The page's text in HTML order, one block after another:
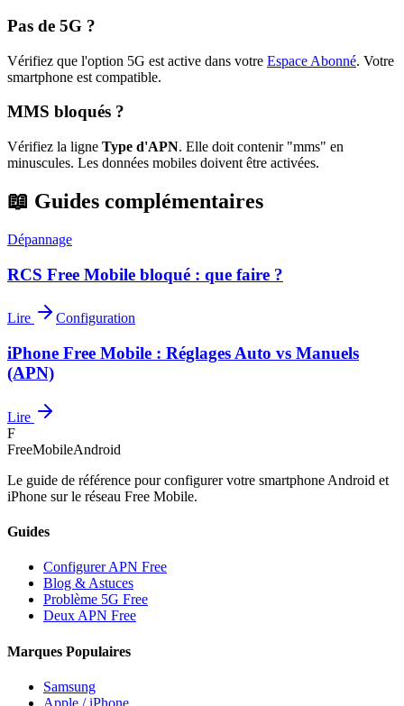
Pas de 5G ?
Vérifiez que l'option 5G est active dans votre Espace Abonné. Votre
smartphone est compatible.
MMS bloqués ?
Vérifiez la ligne Type d'APN. Elle doit contenir "mms" en
minuscules. Les données mobiles doivent être activées.
📖 Guides complémentaires
Dépannage
RCS Free Mobile bloqué : que faire ?
Lire Configuration
iPhone Free Mobile : Réglages Auto vs Manuels
(APN)
Lire
F
FreeMobileAndroid
Le guide de référence pour configurer votre smartphone Android et
iPhone sur le réseau Free Mobile.
Guides
Configurer APN Free
Blog & Astuces
Problème 5G Free
Deux APN Free
Marques Populaires
Samsung
Apple / iPhone